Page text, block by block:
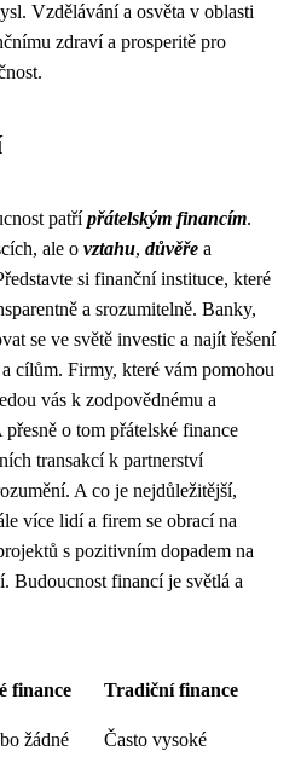
Vzdělávání a osvěta v oblasti
zdraví a prosperitě pro
patřípřátelským financím.
ale o vztahu, důvěře a
si finanční instituce, které
a srozumitelně. Banky,
se ve světě investic a najít řešení
cílům. Firmy, které vám pomohou
vás k zodpovědnému a
o tom přátelské finance
transakcí k partnerství
A co je nejdůležitější,
více lidí a firem se obrací na
s pozitivním dopadem na
Budoucnost financí je světlá a
finance Tradiční finance
žádné Často vysoké